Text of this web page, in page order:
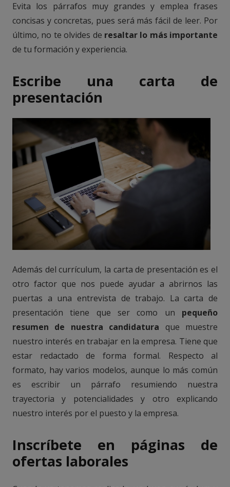
Evita los párrafos muy grandes y emplea frases
concisas y concretas, pues será más fácil de leer. Por
último, no te olvides de resaltar lo más importante
de tu formación y experiencia.
Escribe una carta de
presentación
Además del currículum, la carta de presentación es el
otro factor que nos puede ayudar a abrirnos las
puertas a una entrevista de trabajo. La carta de
presentación tiene que ser como un pequeño
resumen de nuestra candidatura que muestre
nuestro interés en trabajar en la empresa. Tiene que
estar redactado de forma formal. Respecto al
formato, hay varios modelos, aunque lo más común
es escribir un párrafo resumiendo nuestra
trayectoria y potencialidades y otro explicando
nuestro interés por el puesto y la empresa.
Inscríbete en páginas de
ofertas laborales